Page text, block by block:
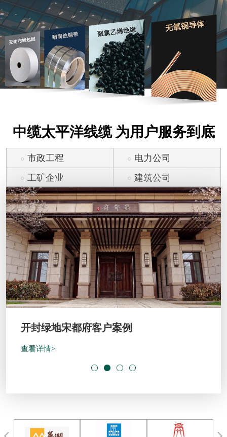
中缆太平洋线缆 为用户服务到底
市政工程
电力公司
工矿企业
建筑公司
开封绿地宋都府客户案例
查看详情>